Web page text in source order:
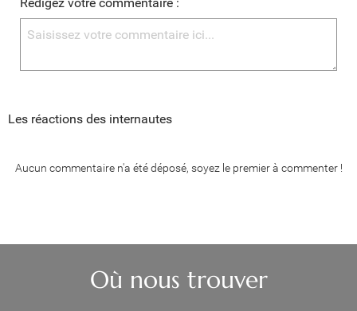
Les réactions des internautes
Aucun commentaire n'a été déposé, soyez le premier à commenter !
Où nous trouver